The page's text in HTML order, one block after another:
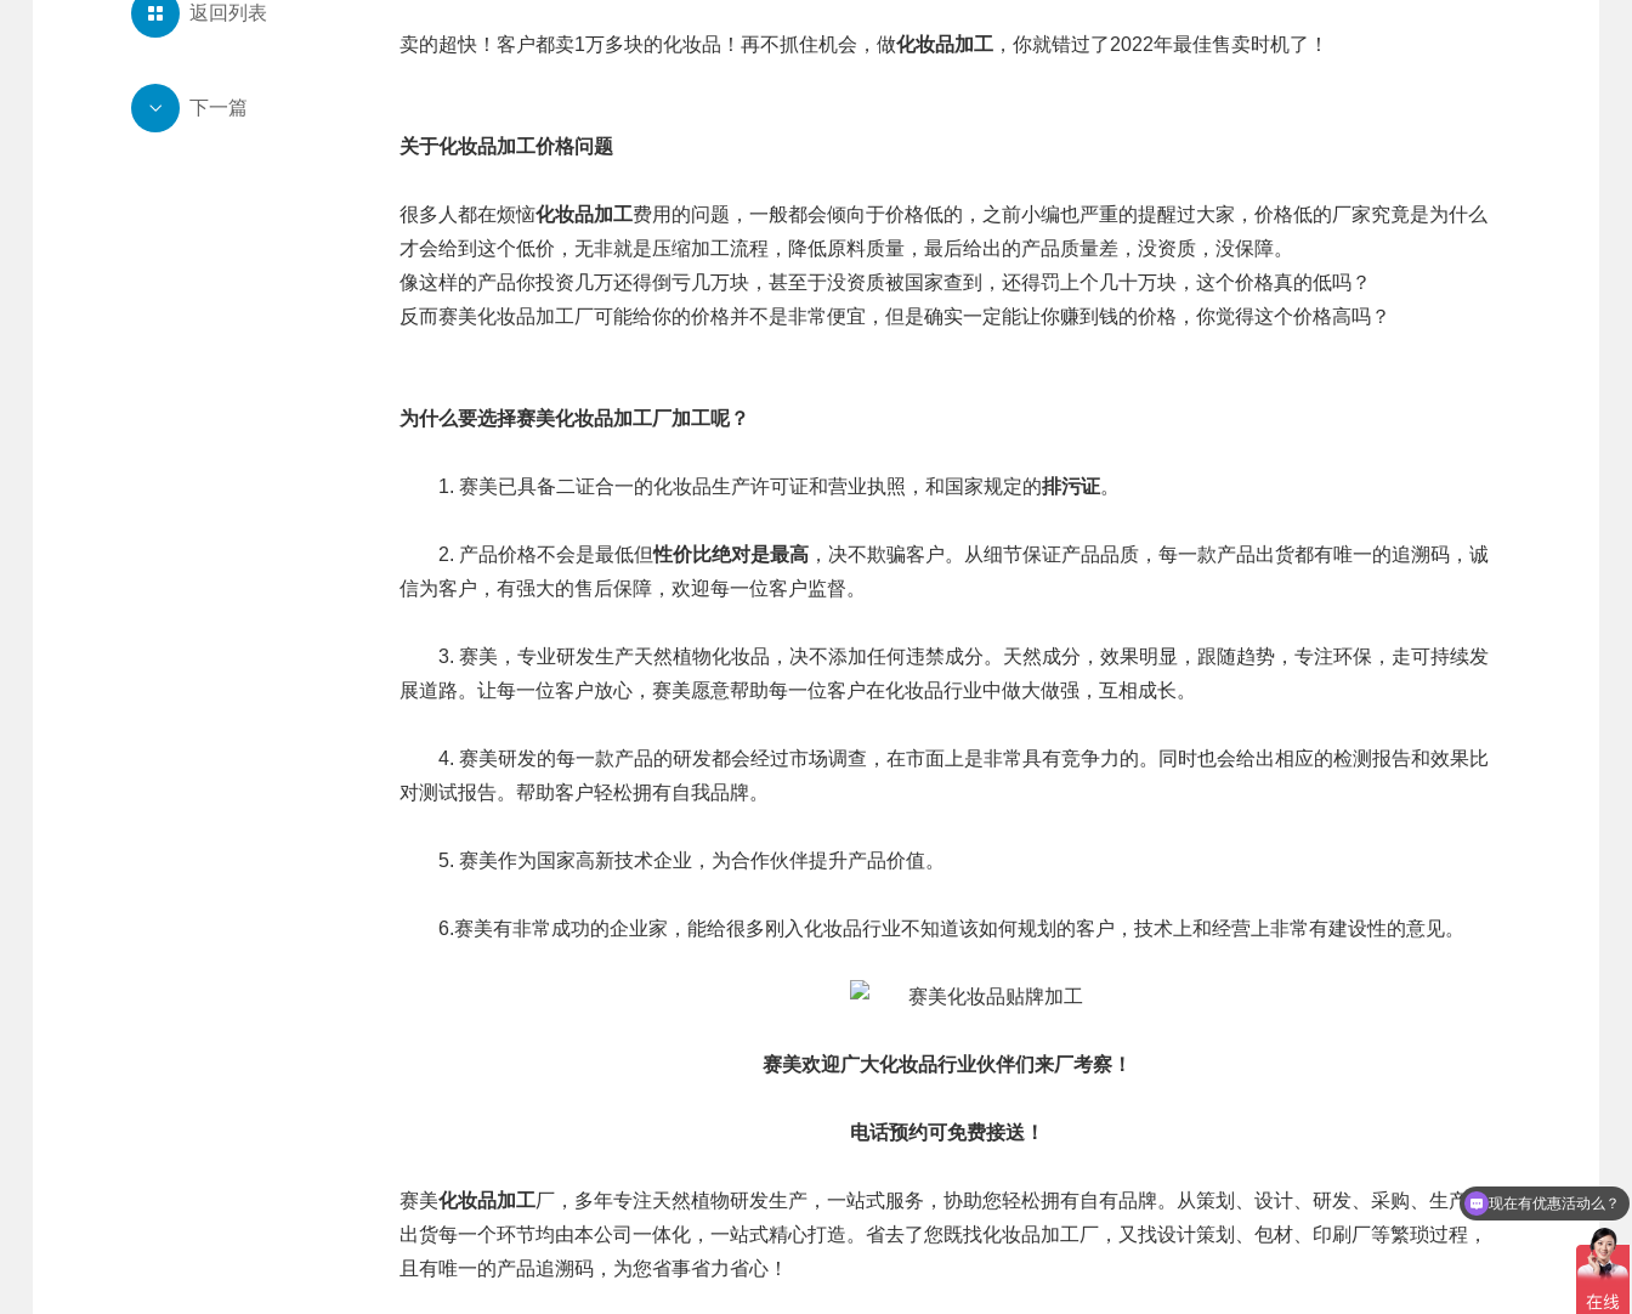
研发优势
管理优势
集万草®
完美宜生®
集团简介
企业文化
分子公司
赛美化妆品 领导团队 集团新闻 招贤纳士
 返回列表
 下一篇
卖的超快！客户都卖1万多块的化妆品！再不抓住机会，做化妆品加工，你就错过了2022年最佳售卖时机了！
关于化妆品加工价格问题
很多人都在烦恼化妆品加工费用的问题，一般都会倾向于价格低的，之前小编也严重的提醒过大家，价格低的厂家究竟是为什么
才会给到这个低价，无非就是压缩加工流程，降低原料质量，最后给出的产品质量差，没资质，没保障。
像这样的产品你投资几万还得倒亏几万块，甚至于没资质被国家查到，还得罚上个几十万块，这个价格真的低吗？
反而赛美化妆品加工厂可能给你的价格并不是非常便宜，但是确实一定能让你赚到钱的价格，你觉得这个价格高吗？
为什么要选择赛美化妆品加工厂加工呢？
1. 赛美已具备二证合一的化妆品生产许可证和营业执照，和国家规定的排污证。
2. 产品价格不会是最低但性价比绝对是最高，决不欺骗客户。从细节保证产品品质，每一款产品出货都有唯一的追溯码，诚
信为客户，有强大的售后保障，欢迎每一位客户监督。
3. 赛美，专业研发生产天然植物化妆品，决不添加任何违禁成分。天然成分，效果明显，跟随趋势，专注环保，走可持续发
展道路。让每一位客户放心，赛美愿意帮助每一位客户在化妆品行业中做大做强，互相成长。
4. 赛美研发的每一款产品的研发都会经过市场调查，在市面上是非常具有竞争力的。同时也会给出相应的检测报告和效果比
对测试报告。帮助客户轻松拥有自我品牌。
5. 赛美作为国家高新技术企业，为合作伙伴提升产品价值。
6.赛美有非常成功的企业家，能给很多刚入化妆品行业不知道该如何规划的客户，技术上和经营上非常有建设性的意见。
赛美欢迎广大化妆品行业伙伴们来厂考察！
电话预约可免费接送！
赛美化妆品加工厂，多年专注天然植物研发生产，一站式服务，协助您轻松拥有自有品牌。从策划、设计、研发、采购、生产、
出货每一个环节均由本公司一体化，一站式精心打造。省去了您既找化妆品加工厂，又找设计策划、包材、印刷厂等繁琐过程，
且有唯一的产品追溯码，为您省事省力省心！
现在有优惠活动么？